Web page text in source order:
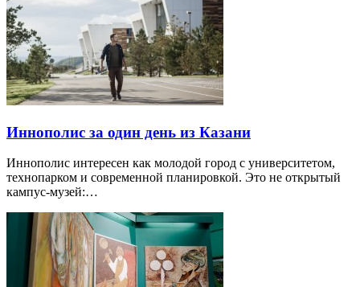
Иннополис за один день из Казани
Иннополис интересен как молодой город с университетом,
технопарком и современной планировкой. Это не открытый
кампус-музей:…